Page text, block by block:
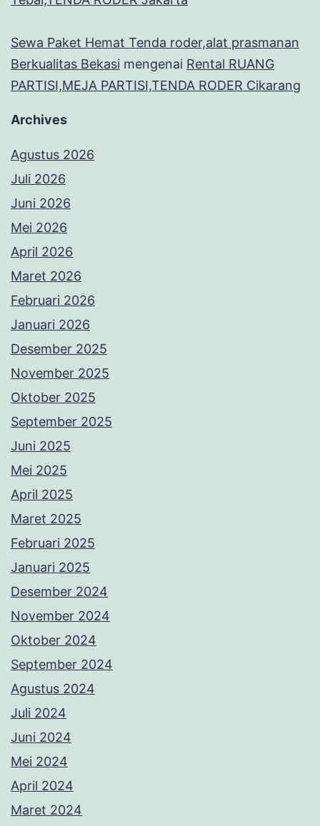
Sewa Paket Hemat Tenda roder,alat prasmanan
Berkualitas Bekasi mengenai Rental RUANG
PARTISI,MEJA PARTISI,TENDA RODER Cikarang
Archives
Agustus 2026
Juli 2026
Juni 2026
Mei 2026
April 2026
Maret 2026
Februari 2026
Januari 2026
Desember 2025
November 2025
Oktober 2025
September 2025
Juni 2025
Mei 2025
April 2025
Maret 2025
Februari 2025
Januari 2025
Desember 2024
November 2024
Oktober 2024
September 2024
Agustus 2024
Juli 2024
Juni 2024
Mei 2024
April 2024
Maret 2024